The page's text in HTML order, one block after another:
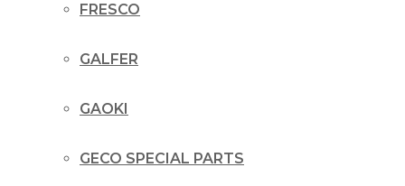
FRESCO
GALFER
GAOKI
GECO SPECIAL PARTS